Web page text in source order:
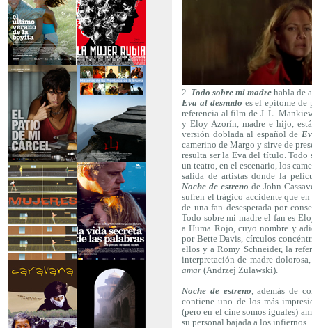
>El último verano de
la boyita
>La mujer rubia
>El patio de mi
cárcel
>Historias de las
montañas
>Serie mujeres
>La vida secreta de
las palabras
2. Todo sobre mi madre habla de
Eva al desnudo es el epítome de
referencia al film de J. L.
y Eloy Azorín, madre e hijo,
versión doblada al español de
camerino de Margo y sirve de
resulta ser la Eva del título. Todo
un teatro, en el escenario, los
salida de artistas donde la
Noche de estreno de John
sufren el trágico accidente que
de una fan desesperada por
Todo sobre mi madre el fan es
a Huma Rojo, cuyo nombre y
por Bette Davis, círculos
ellos y a Romy Schneider, la
interpretación de madre
amar (Andrzej Zulawski).
Noche de estreno, además de
contiene uno de los más
(pero en el cine somos iguales)
su personal bajada a los infiernos.